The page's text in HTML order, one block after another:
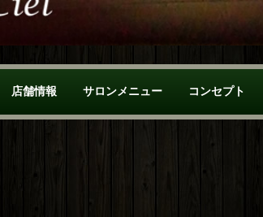
店舗情報 サロンメニュー コンセプト